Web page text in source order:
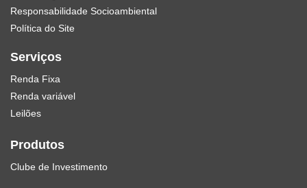
Responsabilidade Socioambiental
Política do Site
Serviços
Renda Fixa
Renda variável
Leilões
Produtos
Clube de Investimento